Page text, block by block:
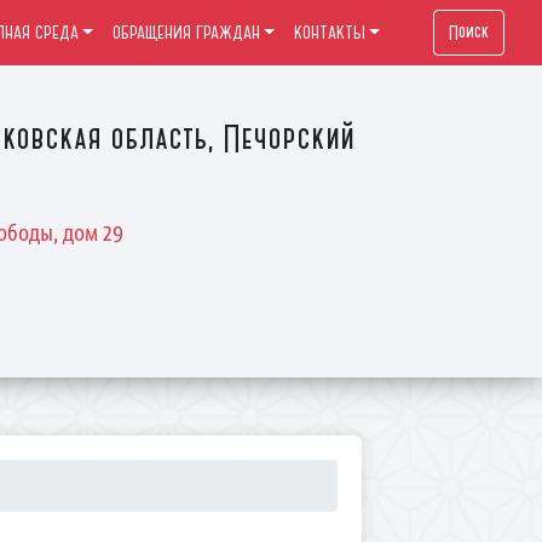
область, Печорский
дом 29
СРЕДА ОБРАЩЕНИЯ ГРАЖДАН КОНТАКТЫ Поиск